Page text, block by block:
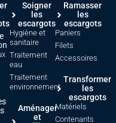
Soigner
les
escargots
Hygiène et
sanitaire
Traitement
eau
Traitement
environnement
Aménager
et
Ramasser
les
escargots
Paniers
Filets
Accessoires
Transformer
les
escargots
Matériels
Contenants